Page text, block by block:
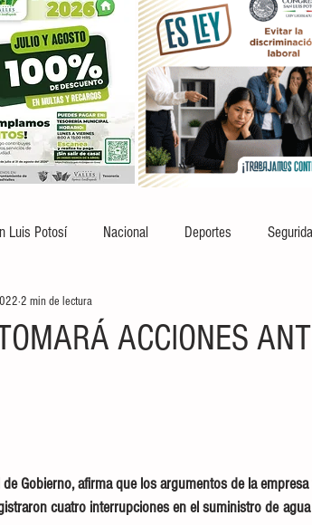
Luis Potosí Nacional Deportes
ACCIONES
2 min de lectura
de Gobierno, afirma que los argumentos de la
cuatro interrupciones en el suministro de